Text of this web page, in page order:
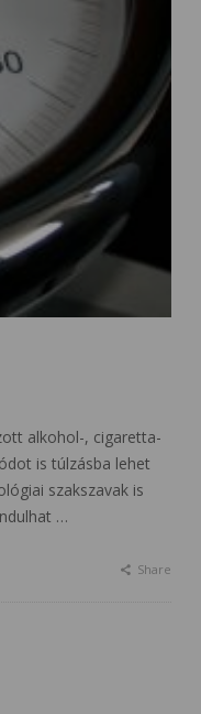
alkohol-, cigaretta-
is túlzásba lehet
szakszavak is
…
Share